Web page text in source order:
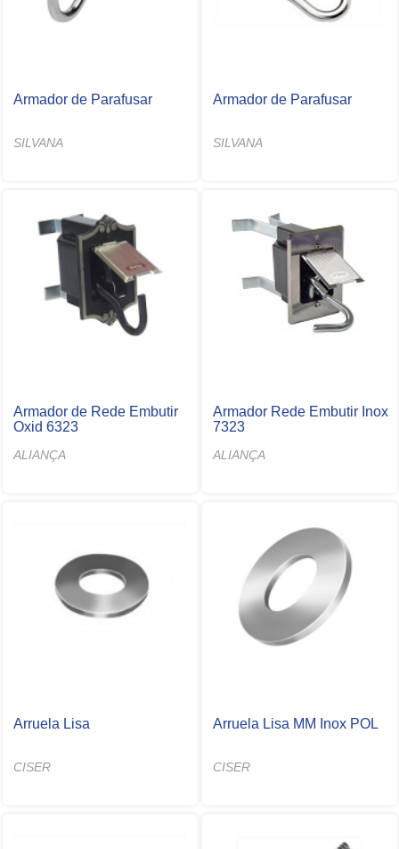
Armador de Parafusar
SILVANA
Armador de Parafusar
SILVANA
Armador de Rede Embutir
Oxid 6323
ALIANÇA
Armador Rede Embutir Inox
7323
ALIANÇA
Arruela Lisa
CISER
Arruela Lisa MM Inox POL
CISER